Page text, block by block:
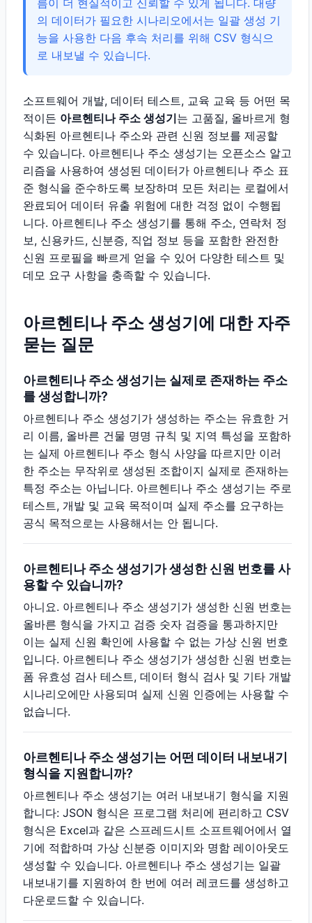
름이 더 현실적이고 신뢰할 수 있게 됩니다. 대량
의 데이터가 필요한 시나리오에서는 일괄 생성 기
능을 사용한 다음 후속 처리를 위해 CSV 형식으
로 내보낼 수 있습니다.
소프트웨어 개발, 데이터 테스트, 교육 교육 등 어떤 목
적이든 아르헨티나 주소 생성기는 고품질, 올바르게 형
식화된 아르헨티나 주소와 관련 신원 정보를 제공할
수 있습니다. 아르헨티나 주소 생성기는 오픈소스 알고
리즘을 사용하여 생성된 데이터가 아르헨티나 주소 표
준 형식을 준수하도록 보장하며 모든 처리는 로컬에서
완료되어 데이터 유출 위험에 대한 걱정 없이 수행됩
니다. 아르헨티나 주소 생성기를 통해 주소, 연락처 정
보, 신용카드, 신분증, 직업 정보 등을 포함한 완전한
신원 프로필을 빠르게 얻을 수 있어 다양한 테스트 및
데모 요구 사항을 충족할 수 있습니다.
아르헨티나 주소 생성기에 대한 자주
묻는 질문
아르헨티나 주소 생성기는 실제로 존재하는 주소
를 생성합니까?
아르헨티나 주소 생성기가 생성하는 주소는 유효한 거
리 이름, 올바른 건물 명명 규칙 및 지역 특성을 포함하
는 실제 아르헨티나 주소 형식 사양을 따르지만 이러
한 주소는 무작위로 생성된 조합이지 실제로 존재하는
특정 주소는 아닙니다. 아르헨티나 주소 생성기는 주로
테스트, 개발 및 교육 목적이며 실제 주소를 요구하는
공식 목적으로는 사용해서는 안 됩니다.
아르헨티나 주소 생성기가 생성한 신원 번호를 사
용할 수 있습니까?
아니요. 아르헨티나 주소 생성기가 생성한 신원 번호는
올바른 형식을 가지고 검증 숫자 검증을 통과하지만
이는 실제 신원 확인에 사용할 수 없는 가상 신원 번호
입니다. 아르헨티나 주소 생성기가 생성한 신원 번호는
폼 유효성 검사 테스트, 데이터 형식 검사 및 기타 개발
시나리오에만 사용되며 실제 신원 인증에는 사용할 수
없습니다.
아르헨티나 주소 생성기는 어떤 데이터 내보내기
형식을 지원합니까?
아르헨티나 주소 생성기는 여러 내보내기 형식을 지원
합니다: JSON 형식은 프로그램 처리에 편리하고 CSV
형식은 Excel과 같은 스프레드시트 소프트웨어에서 열
기에 적합하며 가상 신분증 이미지와 명함 레이아웃도
생성할 수 있습니다. 아르헨티나 주소 생성기는 일괄
내보내기를 지원하여 한 번에 여러 레코드를 생성하고
다운로드할 수 있습니다.